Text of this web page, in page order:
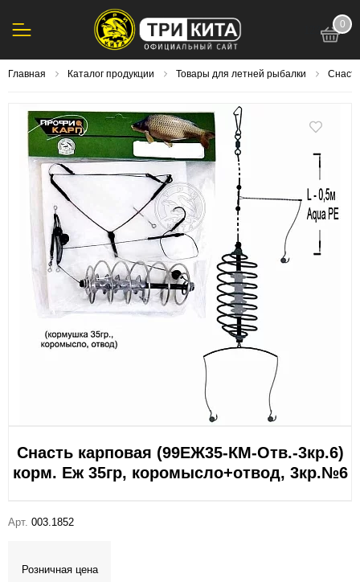
0
Главная Каталог продукции Товары для летней рыбалки
Снасть карповая (99ЕЖ35-КМ-Отв.-3кр.6)
корм. Еж 35гр, коромысло+отвод, 3кр.№6
Арт. 003.1852
Розничная цена